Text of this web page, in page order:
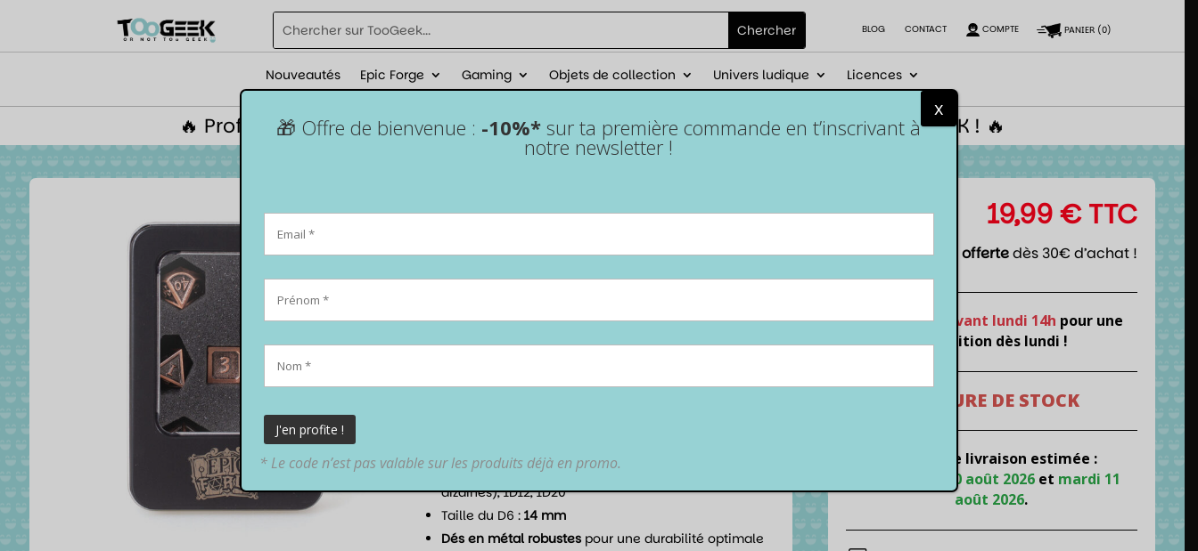
BLOG CONTACT COMPTE PANIER(0)
Nouveautés Epic Forge Gaming Objets de collection Univers ludique Licences
🔥 Profite de 5% de réduction sur ta première commande avec le code NEWGEEK ! 🔥
Lot de 7 dés pour JDR en
Set complet de 7 dés : 1D4, 1D6, 1D8, 2D10 (unités et
dizaines), 1D12, 1D20
Taille du D6 :14 mm
Dés en métal robustes pour une durabilité optimale
19,99€ TTC
Livraison offertedès 30€ d’achat !
Commande avant lundi 14h pour une
expédition dès lundi !
RUPTURE DE STOCK
📦 Date de livraison estimée :
lundi 10 août 2026et mardi 11
août 2026.
🎁 Offre de bienvenue : -10%* sur ta première commande en t’inscrivant à
notre newsletter !
* Le code n’est pas valable sur les produits déjà en promo.
x